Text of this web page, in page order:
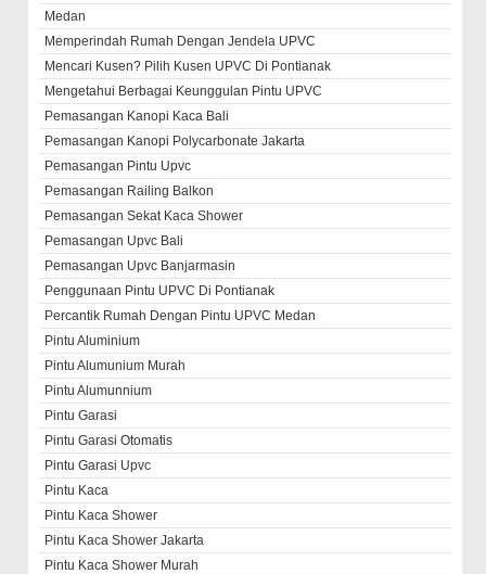
Medan
Memperindah Rumah Dengan Jendela UPVC
Mencari Kusen? Pilih Kusen UPVC Di Pontianak
Mengetahui Berbagai Keunggulan Pintu UPVC
Pemasangan Kanopi Kaca Bali
Pemasangan Kanopi Polycarbonate Jakarta
Pemasangan Pintu Upvc
Pemasangan Railing Balkon
Pemasangan Sekat Kaca Shower
Pemasangan Upvc Bali
Pemasangan Upvc Banjarmasin
Penggunaan Pintu UPVC Di Pontianak
Percantik Rumah Dengan Pintu UPVC Medan
Pintu Aluminium
Pintu Alumunium Murah
Pintu Alumunnium
Pintu Garasi
Pintu Garasi Otomatis
Pintu Garasi Upvc
Pintu Kaca
Pintu Kaca Shower
Pintu Kaca Shower Jakarta
Pintu Kaca Shower Murah